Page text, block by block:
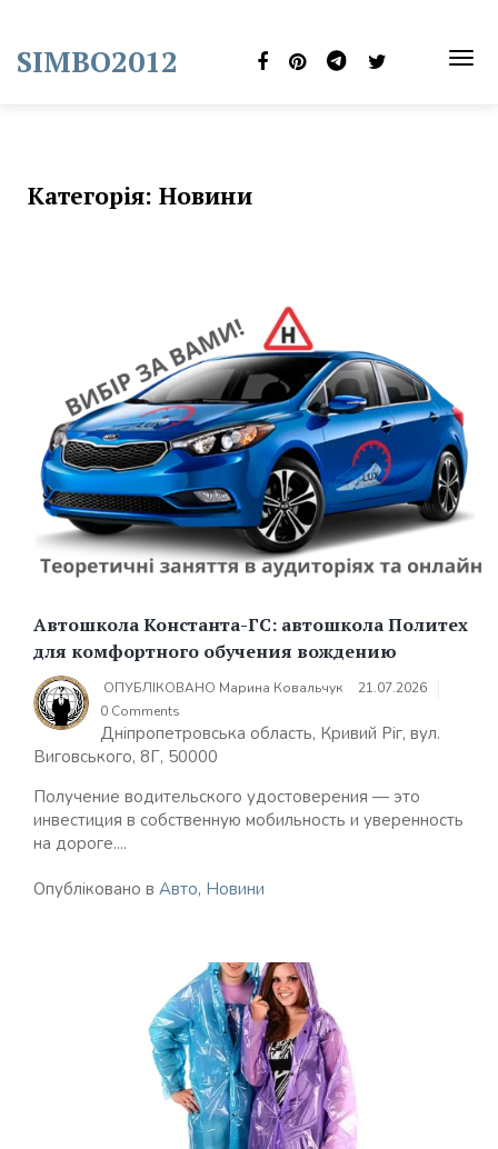
content
SIMBO2012
Категорія: Новини
Автошкола Константа-ГС: автошкола Политех
для комфортного обучения вождению
ОПУБЛІКОВАНО Марина Ковальчук
21.07.2026
0 Comments
Дніпропетровська область, Кривий Ріг, вул.
Виговського, 8Г, 50000
Получение водительского удостоверения — это
инвестиция в собственную мобильность и уверенность
на дороге....
Опубліковано в Авто, Новини